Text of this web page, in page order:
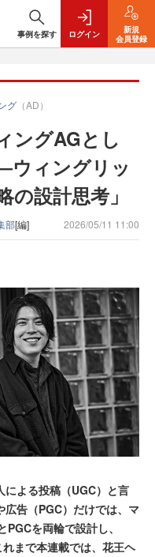
事例を探す ログイン
新規
会員登録
グ （AD）
ングAGとし
ィングリッ
の設計思考」
部[編] 2026/05/11 11:00
よる投稿（UGC）と言
告（PGC）だけでは、マ
を両輪で設計し、
まで本連載では、花王ヘ